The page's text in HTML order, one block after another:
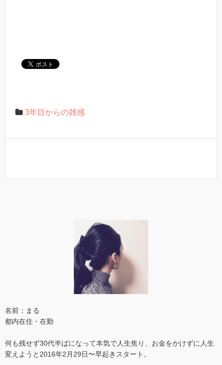
3年目からの雑感
名前：まる
都内在住・在勤
何も残せず30代半ばになって本気で人生焦り、お金をかけずに人生
変えようと2016年2月29日〜早起きスタート。